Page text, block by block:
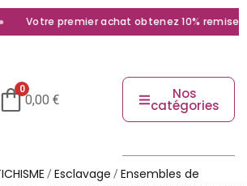
Votre premier achat obtenez 10% remise
0
0,00 € Nos
catégories
/Esclavage /Ensembles de